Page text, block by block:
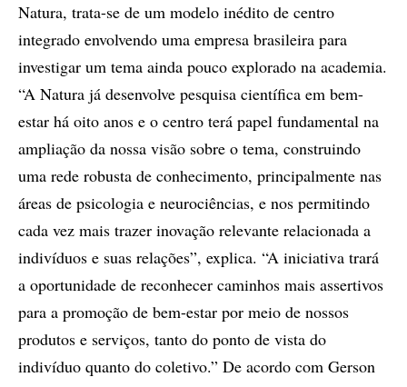
Natura, trata-se de um modelo inédito de centro
integrado envolvendo uma empresa brasileira para
investigar um tema ainda pouco explorado na academia.
“A Natura já desenvolve pesquisa científica em bem-
estar há oito anos e o centro terá papel fundamental na
ampliação da nossa visão sobre o tema, construindo
uma rede robusta de conhecimento, principalmente nas
áreas de psicologia e neurociências, e nos permitindo
cada vez mais trazer inovação relevante relacionada a
indivíduos e suas relações”, explica. “A iniciativa trará
a oportunidade de reconhecer caminhos mais assertivos
para a promoção de bem-estar por meio de nossos
produtos e serviços, tanto do ponto de vista do
indivíduo quanto do coletivo.” De acordo com Gerson